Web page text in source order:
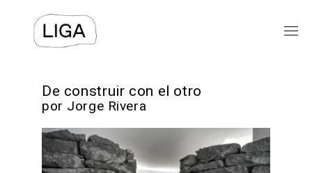
EXPOSICIONES
LIGA-ARCHIVOS
De construir con el otro
por Jorge Rivera